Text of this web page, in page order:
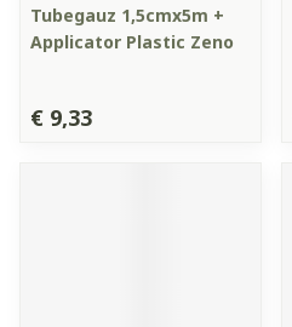
Tubegauz 1,5cmx5m +
Applicator Plastic Zeno
€ 9,33